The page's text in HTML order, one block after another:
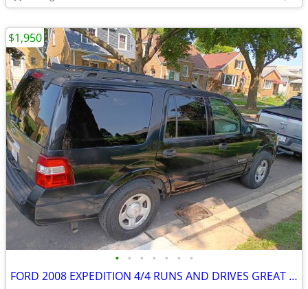
• • • • • • •
FORD 2008 EXPEDITION 4/4 RUNS AND DRIVES GREAT EVERYTHING WORKS.
$1,950